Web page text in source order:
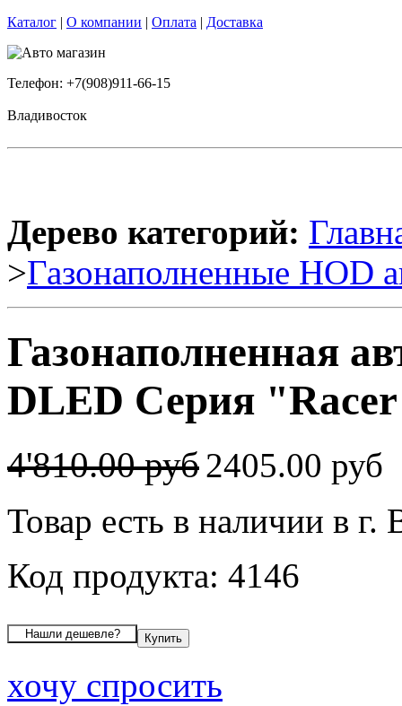
Каталог | О компании | Оплата | Доставка
Телефон: +7(908)911-66-15
Владивосток
Дерево категорий:
>Газонаполненные HOD
Газонаполненная
DLED Серия
4'810.00 руб2405.00 руб
Товар есть в наличии в г.
Код продукта: 4146
хочу спросить